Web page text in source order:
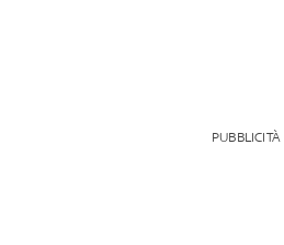
PUBBLICITÀ